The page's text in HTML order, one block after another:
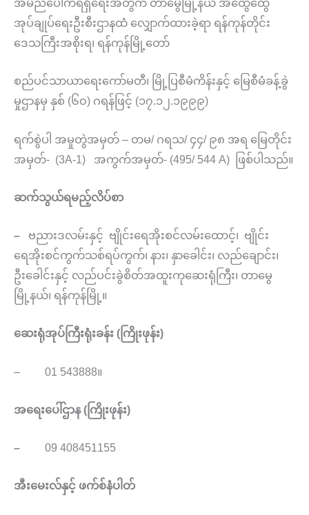
အမည်ပေါက်ရရှိရေးအတွက် တာမွေမြို့နယ် အထွေထွေ
အုပ်ချုပ်ရေးဦးစီးဌာနထံ လျှောက်ထားခဲ့ရာ ရန်ကုန်တိုင်း
ဒေသကြီးအစိုးရ၊ ရန်ကုန်မြို့တော်
စည်ပင်သာယာရေးကော်မတီ၊ မြို့ပြစီမံကိန်းနှင့် မြေစီမံခန့်ခွဲ
မှုဌာနမှ နှစ် (၆၀) ဂရန်ဖြင့် (၁၇.၁၂.၁၉၉၉)
ရက်စွဲပါ အမှုတွဲအမှတ် – တမ/ ဂရသ/ ၄၄/ ၉၈ အရ မြေတိုင်း
အမှတ်- (3A-1) အကွက်အမှတ်- (495/ 544 A) ဖြစ်ပါသည်။
ဆက်သွယ်ရမည့်လိပ်စာ
– ဗညားဒလမ်းနှင့် ဗျိုင်းရေအိုးစင်လမ်းထောင့်၊ ဗျိုင်း
ရေအိုးစင်ကွက်သစ်ရပ်ကွက်၊ နား၊ နှာခေါင်း၊ လည်ချောင်း၊
ဦးခေါင်းနှင့် လည်ပင်းခွဲစိတ်အထူးကုဆေးရုံကြီး၊ တာမွေ
မြို့နယ်၊ ရန်ကုန်မြို့။
ဆေးရုံအုပ်ကြီးရုံးခန်း (ကြိုးဖုန်း)
– 01 543888။
အရေးပေါ်ဌာန (ကြိုးဖုန်း)
– 09 408451155
အီးမေးလ်နှင့် ဖက်စ်နံပါတ်